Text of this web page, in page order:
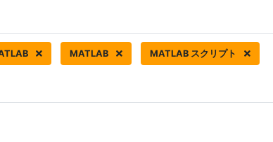
MATLAB MATLAB スクリプト